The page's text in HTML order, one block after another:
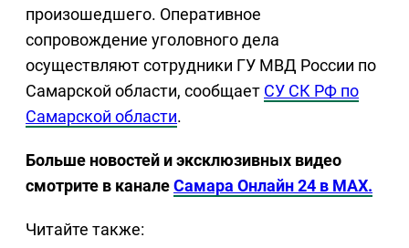
произошедшего. Оперативное
сопровождение уголовного дела
осуществляют сотрудники ГУ МВД России по
Самарской области, сообщает СУ СК РФ по
Самарской области.
Больше новостей и эксклюзивных видео
смотрите в каналеСамара Онлайн 24 в MAX.
Читайте также: